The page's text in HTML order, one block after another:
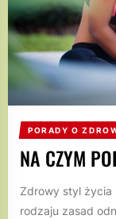
PORADY O
NA CZYM
Zdrowy styl życia
rodzaju zasad